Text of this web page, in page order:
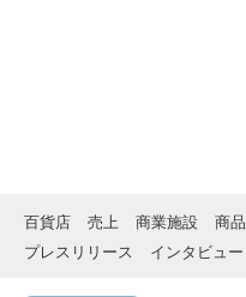
百貨店 売上 商業施設 商品
プレスリリース
インタビュー